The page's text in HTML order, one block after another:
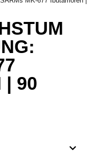
| 90